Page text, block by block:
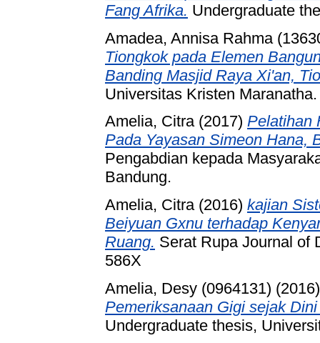
Fang Afrika. Undergraduate
Amadea, Annisa Rahma
Tiongkok pada Elemen
Banding Masjid Raya Xi'an,
Universitas Kristen Maranatha.
Amelia, Citra(2017) Pelatihan
Pada Yayasan Simeon Hana,
Pengabdian kepada
Bandung.
Amelia, Citra(2016) kajian
Beiyuan Gxnu terhadap
Ruang. Serat Rupa Journal of
586X
Amelia, Desy (0964131)
Pemeriksanaan Gigi sejak
Undergraduate thesis,